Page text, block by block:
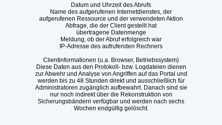
Datum und Uhrzeit des Abrufs
Name des aufgerufenen Internetdienstes, der
aufgerufenen Ressource und der verwendeten Aktion
Abfrage, die der Client gestellt hat
übertragene Datenmenge
Meldung, ob der Abruf erfolgreich war
IP-Adresse des aufrufenden Rechners
Clientinformationen (u.a. Browser, Betriebssystem)
Diese Daten aus den Protokoll- bzw. Logdateien dienen
zur Abwehr und Analyse von Angriffen auf das Portal und
werden bis zu 48 Stunden direkt und ausschließlich für
Administratoren zugänglich aufbewahrt. Danach sind sie
nur noch indirekt über die Rekonstruktion von
Sicherungsbändern verfügbar und werden nach sechs
Wochen endgültig gelöscht.